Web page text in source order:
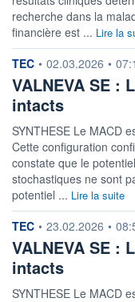
recherche dans la
financière est ... Lire la
information fournie par
TEC • 02.03.2026 •
VALNEVA SE :
intacts
SYNTHESE Le MACD
Cette configuration
constate que le
stochastiques ne sont
potentiel ... Lire la suite
information fournie par
TEC • 23.02.2026 •
VALNEVA SE :
intacts
SYNTHESE Le MACD